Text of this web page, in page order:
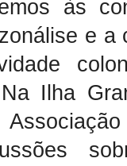
às
e
Ilha